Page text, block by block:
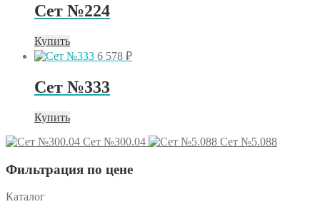
Сет №224
Купить
6 578 ₽
Сет №333
Купить
Сет №300.04
Сет №5.088
Фильтрация по цене
Каталог